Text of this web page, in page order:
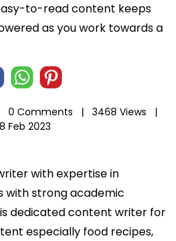
to-read content keeps
as you work towards a
0 Comments |
3468 Views |
Feb 2023
with expertise in
with strong academic
dedicated content writer for
especially food recipes,